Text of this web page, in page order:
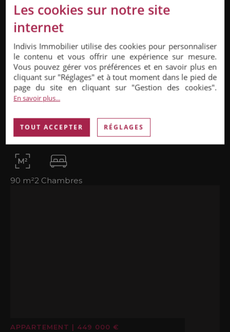
APPARTEMENT | 935 000 €
Puteaux (92800)
90 m²2 Chambres
APPARTEMENT | 449 000 €
Les cookies sur notre site
internet
Indivis Immobilier utilise des cookies pour personnaliser
le contenu et vous offrir une expérience sur mesure.
Vous pouvez gérer vos préférences et en savoir plus en
cliquant sur "Réglages" et à tout moment dans le pied de
page du site en cliquant sur "Gestion des cookies".
En savoir plus...
TOUT ACCEPTER RÉGLAGES